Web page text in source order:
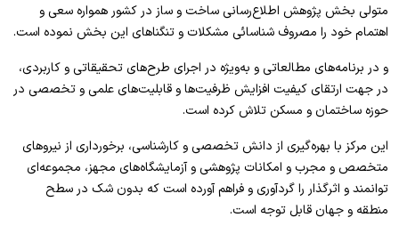
متولی بخش پژوهش اطلاع‌رسانی ساخت و ساز در کشور همواره سعی و
اهتمام خود را مصروف شناسائی مشکلات و تنگناهای این بخش نموده است.
و در برنامه‌های مطالعاتی و به‌ویژه در اجرای طرح‌های تحقیقاتی و کاربردی،
در جهت ارتقای کیفیت افزایش ظرفیت‌ها و قابلیت‌های علمی و تخصصی در
حوزه ساختمان و مسکن تلاش کرده است.
این مرکز با بهر‌ه‌گیری از دانش تخصصی و کارشناسی، برخورداری از نیروهای
متخصص و مجرب و امکانات پژوهشی و آزمایشگاه‌های مجهز، مجموعه‌ای
توانمند و اثر‌گذار را گردآوری و فراهم آورده است که بدون شک در سطح
منطقه و جهان قابل توجه است.